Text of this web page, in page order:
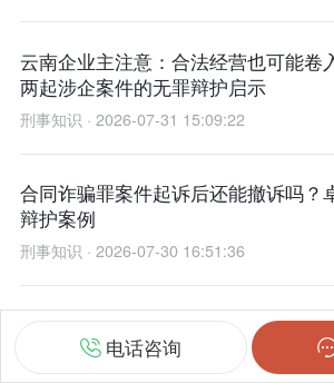
电话咨询
云南企业主注意：合法经营也可能卷
两起涉企案件的无罪辩护启示
刑事知识 · 2026-07-31 15:09:22
合同诈骗罪案件起诉后还能撤诉吗？
辩护案例
刑事知识 · 2026-07-30 16:51:36
昆明虚开增值税专用发票案：未参